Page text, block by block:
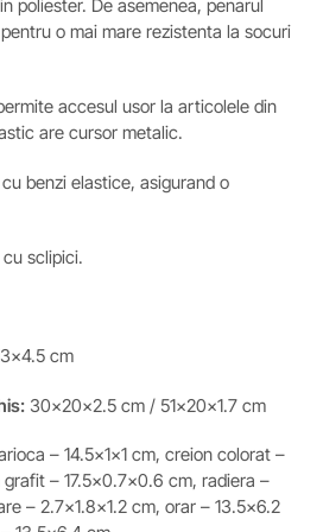
poliester. De asemenea, penarul
o mai mare rezistenta la socuri
accesul usor la articolele din
are cursor metalic.
benzi elastice, asigurand o
cu sclipici.
cm
30x20x2.5 cm / 51x20x1.7 cm
– 14.5x1x1 cm, creion colorat –
– 17.5×0.7×0.6 cm, radiera –
– 2.7×1.8×1.2 cm, orar – 13.5×6.2